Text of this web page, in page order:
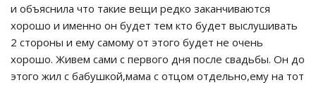
и объяснила что такие вещи редко заканчиваются
хорошо и именно он будет тем кто будет выслушивать
2 стороны и ему самому от этого будет не очень
хорошо. Живем сами с первого дня после свадьбы. Он до
этого жил с бабушкой,мама с отцом отдельно,ему на тот